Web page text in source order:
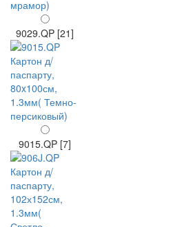
9029.QP [21]
9015.QP [7]